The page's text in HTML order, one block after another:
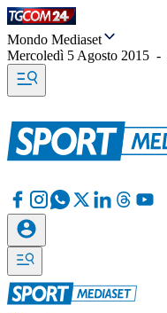
Mondo Mediaset
Mercoledì 5 Agosto 2015 -